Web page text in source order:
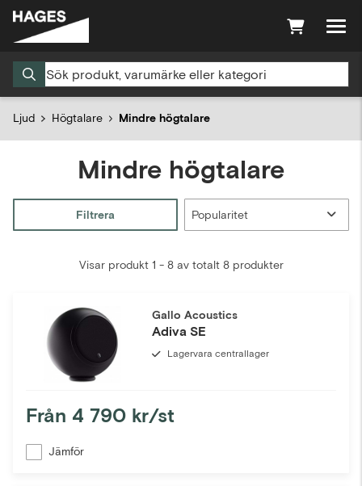
Ljud Högtalare Mindre högtalare
Mindre högtalare
Filtrera
Visar produkt 1 - 8 av totalt 8 produkter
Gallo Acoustics
Adiva SE
Lagervara centrallager
Från 4 790 kr/st
Jämför